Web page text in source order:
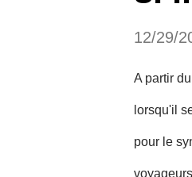
12/29/
A partir
lorsqu'il
pour le